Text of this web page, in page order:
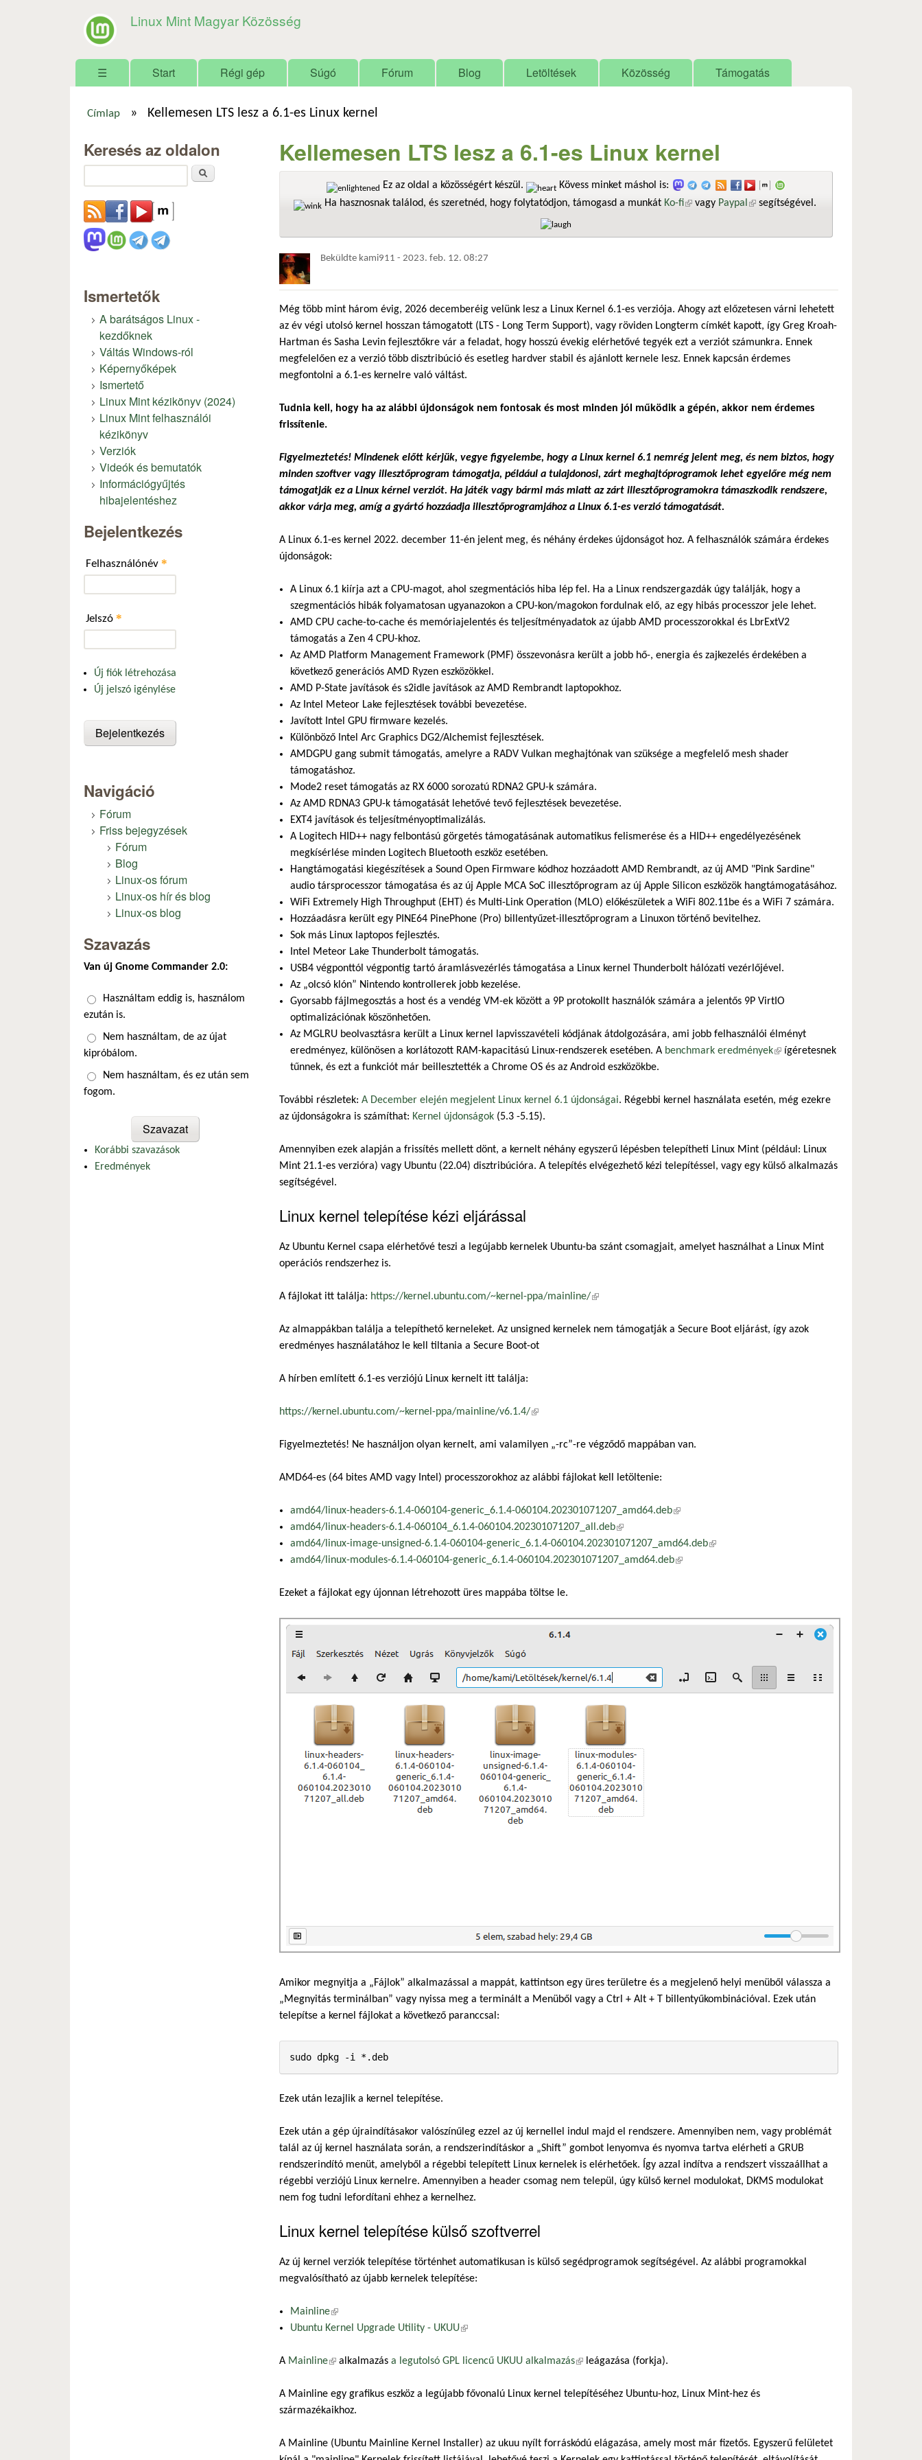
Linux Mint Magyar Közösség
Főmenü
☰ Start Régi gép Súgó Fórum Blog Letöltések Közösség Támogatás
Címlap » Kellemesen LTS lesz a 6.1-es Linux kernel
Kellemesen LTS lesz a 6.1-es Linux kernel
Ez az oldal a közösségért készül.
Kövess minket máshol is:
Ha hasznosnak találod, és szeretnéd, hogy folytatódjon, támogasd a munkát Ko-fi(külső hivatkozás)
vagy Paypal (külső hivatkozás)
segítségével.
Beküldte kami911 - 2023. feb. 12. 08:27
Még több mint három évig, 2026 decemberéig velünk lesz a Linux Kernel 6.1-es verziója. Ahogy azt előzetesen várni lehetett
az év végi utolsó kernel hosszan támogatott (LTS - Long Term Support), vagy röviden Longterm címkét kapott, így Greg Kroah-
Hartman és Sasha Levin fejlesztőkre vár a feladat, hogy hosszú évekig elérhetővé tegyék ezt a verziót számunkra. Ennek
megfelelően ez a verzió több disztribúció és esetleg hardver stabil és ajánlott kernele lesz. Ennek kapcsán érdemes
megfontolni a 6.1-es kernelre való váltást.
Tudnia kell, hogy ha az alábbi újdonságok nem fontosak és most minden jól működik a gépén, akkor nem érdemes
frissítenie.
Figyelmeztetés! Mindenek előtt kérjük, vegye figyelembe, hogy a Linux kernel 6.1 nemrég jelent meg, és nem biztos, hogy
minden szoftver vagy illesztőprogram támogatja, például a tulajdonosi, zárt meghajtóprogramok lehet egyelőre még nem
támogatják ez a Linux kérnel verziót. Ha játék vagy bármi más miatt az zárt illesztőprogramokra támaszkodik rendszere,
akkor várja meg, amíg a gyártó hozzáadja illesztőprogramjához a Linux 6.1-es verzió támogatását.
A Linux 6.1-es kernel 2022. december 11-én jelent meg, és néhány érdekes újdonságot hoz. A felhasználók számára érdekes
újdonságok:
A Linux 6.1 kiírja azt a CPU-magot, ahol szegmentációs hiba lép fel. Ha a Linux rendszergazdák úgy találják, hogy a
szegmentációs hibák folyamatosan ugyanazokon a CPU-kon/magokon fordulnak elő, az egy hibás processzor jele lehet.
AMD CPU cache-to-cache és memóriajelentés és teljesítményadatok az újabb AMD processzorokkal és LbrExtV2
támogatás a Zen 4 CPU-khoz.
Az AMD Platform Management Framework (PMF) összevonásra került a jobb hő-, energia és zajkezelés érdekében a
következő generációs AMD Ryzen eszközökkel.
AMD P-State javítások és s2idle javítások az AMD Rembrandt laptopokhoz.
Az Intel Meteor Lake fejlesztések további bevezetése.
Javított Intel GPU firmware kezelés.
Különböző Intel Arc Graphics DG2/Alchemist fejlesztések.
AMDGPU gang submit támogatás, amelyre a RADV Vulkan meghajtónak van szüksége a megfelelő mesh shader
támogatáshoz.
Mode2 reset támogatás az RX 6000 sorozatú RDNA2 GPU-k számára.
Az AMD RDNA3 GPU-k támogatását lehetővé tevő fejlesztések bevezetése.
EXT4 javítások és teljesítményoptimalizálás.
A Logitech HID++ nagy felbontású görgetés támogatásának automatikus felismerése és a HID++ engedélyezésének
megkísérlése minden Logitech Bluetooth eszköz esetében.
Hangtámogatási kiegészítések a Sound Open Firmware kódhoz hozzáadott AMD Rembrandt, az új AMD "Pink Sardine"
audio társprocesszor támogatása és az új Apple MCA SoC illesztőprogram az új Apple Silicon eszközök hangtámogatásához.
WiFi Extremely High Throughput (EHT) és Multi-Link Operation (MLO) előkészületek a WiFi 802.11be és a WiFi 7 számára.
Hozzáadásra került egy PINE64 PinePhone (Pro) billentyűzet-illesztőprogram a Linuxon történő bevitelhez.
Sok más Linux laptopos fejlesztés.
Intel Meteor Lake Thunderbolt támogatás.
USB4 végponttól végpontig tartó áramlásvezérlés támogatása a Linux kernel Thunderbolt hálózati vezérlőjével.
Az „olcsó klón” Nintendo kontrollerek jobb kezelése.
Gyorsabb fájlmegosztás a host és a vendég VM-ek között a 9P protokollt használók számára a jelentős 9P VirtIO
optimalizációnak köszönhetően.
Az MGLRU beolvasztásra került a Linux kernel lapvisszavételi kódjának átdolgozására, ami jobb felhasználói élményt
eredményez, különösen a korlátozott RAM-kapacitású Linux-rendszerek esetében. A benchmark eredmények(külső hivatkozás)
ígéretesnek
tűnnek, és ezt a funkciót már beillesztették a Chrome OS és az Android eszközökbe.
További részletek: A December elején megjelent Linux kernel 6.1 újdonságai. Régebbi kernel használata esetén, még ezekre
az újdonságokra is számíthat: Kernel újdonságok (5.3 -5.15).
Amennyiben ezek alapján a frissítés mellett dönt, a kernelt néhány egyszerű lépésben telepítheti Linux Mint (például: Linux
Mint 21.1-es verzióra) vagy Ubuntu (22.04) disztribúcióra. A telepítés elvégezhető kézi telepítéssel, vagy egy külső alkalmazás
segítségével.
Linux kernel telepítése kézi eljárással
Az Ubuntu Kernel csapa elérhetővé teszi a legújabb kernelek Ubuntu-ba szánt csomagjait, amelyet használhat a Linux Mint
operációs rendszerhez is.
A fájlokat itt találja: https://kernel.ubuntu.com/~kernel-ppa/mainline/(külső hivatkozás)
Az almappákban találja a telepíthető kerneleket. Az unsigned kernelek nem támogatják a Secure Boot eljárást, így azok
eredményes használatához le kell tiltania a Secure Boot-ot
A hírben említett 6.1-es verziójú Linux kernelt itt találja:
https://kernel.ubuntu.com/~kernel-ppa/mainline/v6.1.4/(külső hivatkozás)
Figyelmeztetés! Ne használjon olyan kernelt, ami valamilyen „-rc”-re végződő mappában van.
AMD64-es (64 bites AMD vagy Intel) processzorokhoz az alábbi fájlokat kell letöltenie:
amd64/linux-headers-6.1.4-060104-generic_6.1.4-060104.202301071207_amd64.deb(külső hivatkozás)
amd64/linux-headers-6.1.4-060104_6.1.4-060104.202301071207_all.deb(külső hivatkozás)
amd64/linux-image-unsigned-6.1.4-060104-generic_6.1.4-060104.202301071207_amd64.deb(külső hivatkozás)
amd64/linux-modules-6.1.4-060104-generic_6.1.4-060104.202301071207_amd64.deb(külső hivatkozás)
Ezeket a fájlokat egy újonnan létrehozott üres mappába töltse le.
Amikor megnyitja a „Fájlok” alkalmazással a mappát, kattintson egy üres területre és a megjelenő helyi menüből válassza a
„Megnyitás terminálban” vagy nyissa meg a terminált a Menüből vagy a Ctrl + Alt + T billentyűkombinációval. Ezek után
telepítse a kernel fájlokat a következő paranccsal:
sudo dpkg -i *.deb
Ezek után lezajlik a kernel telepítése.
Ezek után a gép újraindításakor valószínűleg ezzel az új kernellel indul majd el rendszere. Amennyiben nem, vagy problémát
talál az új kernel használata során, a rendszerindításkor a „Shift” gombot lenyomva és nyomva tartva elérheti a GRUB
rendszerindító menüt, amelyből a régebbi telepített Linux kernelek is elérhetőek. Így azzal indítva a rendszert visszaállhat a
régebbi verziójú Linux kernelre. Amennyiben a header csomag nem települ, úgy külső kernel modulokat, DKMS modulokat
nem fog tudni lefordítani ehhez a kernelhez.
Linux kernel telepítése külső szoftverrel
Az új kernel verziók telepítése történhet automatikusan is külső segédprogramok segítségével. Az alábbi programokkal
megvalósítható az újabb kernelek telepítése:
Mainline(külső hivatkozás)
Ubuntu Kernel Upgrade Utility - UKUU(külső hivatkozás)
A Mainline(külső hivatkozás)
alkalmazás a legutolsó GPL licencű UKUU alkalmazás(külső hivatkozás)
leágazása (forkja).
A Mainline egy grafikus eszköz a legújabb fővonalú Linux kernel telepítéséhez Ubuntu-hoz, Linux Mint-hez és
származékaikhoz.
A Mainline (Ubuntu Mainline Kernel Installer) az ukuu nyílt forráskódú elágazása, amely most már fizetős. Egyszerű felületet
Keresés az oldalon
Ismertetők
A barátságos Linux -
kezdőknek
Váltás Windows-ról
Képernyőképek
Ismertető
Linux Mint kézikönyv (2024)
Linux Mint felhasználói
kézikönyv
Verziók
Videók és bemutatók
Információgyűjtés
hibajelentéshez
Bejelentkezés
Felhasználónév *
Jelszó *
Új fiók létrehozása
Új jelszó igénylése
Navigáció
Fórum
Friss bejegyzések
Fórum
Blog
Linux-os fórum
Linux-os hír és blog
Linux-os blog
Szavazás
Van új Gnome Commander 2.0:
Választások
Használtam eddig is, használom
ezután is.
Nem használtam, de az újat
kipróbálom.
Nem használtam, és ez után sem
fogom.
Korábbi szavazások
Eredmények